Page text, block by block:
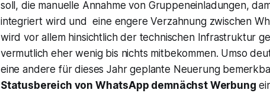
soll, die manuelle Annahme von Gruppeneinladungen,
integriert wird und eine engere Verzahnung zwischen
wird vor allem hinsichtlich der technischen Infrastruktur
vermutlich eher wenig bis nichts mitbekommen. Umso
eine andere für dieses Jahr geplante Neuerung
Statusbereich von WhatsApp demnächst Werbung